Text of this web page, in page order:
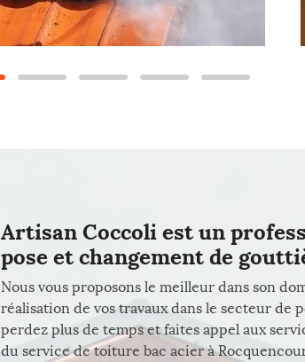
Artisan Coccoli est un
pose et changement de
Nous vous proposons le meilleur dans son
réalisation de vos travaux dans le secteur de
perdez plus de temps et faites appel aux
du service de toiture bac acier à